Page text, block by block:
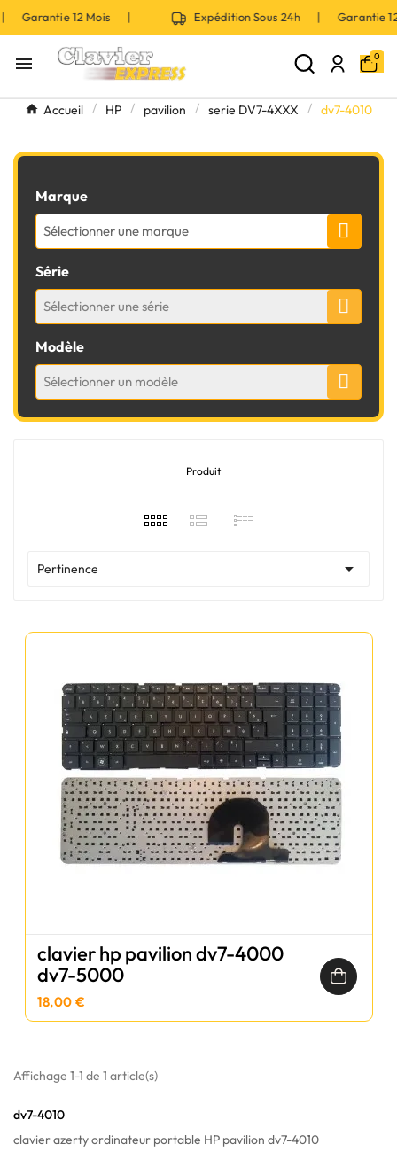
| Garantie 12 Mois | Expédition Sous 24h | Garantie
 0
Accueil HP pavilion serie DV7-4XXX dv7-4010
Marque
Sélectionner une marque
Série
Sélectionner une série
Modèle
Sélectionner un modèle
Produit
Pertinence 
clavier hp pavilion dv7-4000
dv7-5000
18,00 €
Affichage 1-1 de 1 article(s)
dv7-4010
clavier azerty ordinateur portable HP pavilion dv7-4010